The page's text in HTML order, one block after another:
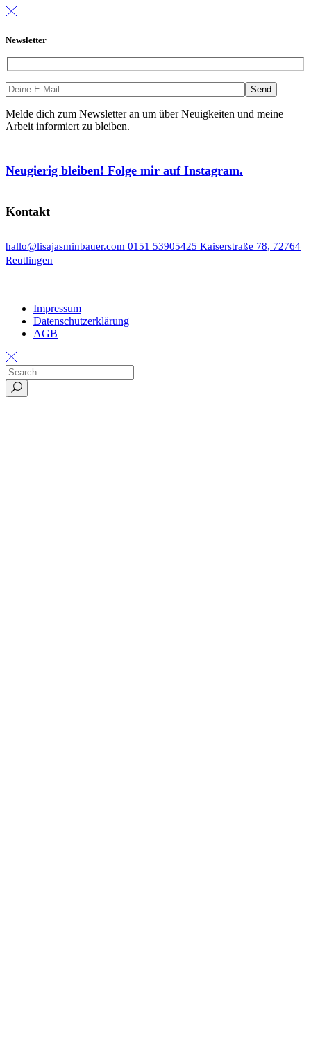
Newsletter
Melde dich zum Newsletter an um über Neuigkeiten und meine
Arbeit informiert zu bleiben.
Neugierig bleiben! Folge mir auf Instagram.
Kontakt
hallo@lisajasminbauer.com 0151 53905425 Kaiserstraße 78, 72764
Reutlingen
Impressum
Datenschutzerklärung
AGB